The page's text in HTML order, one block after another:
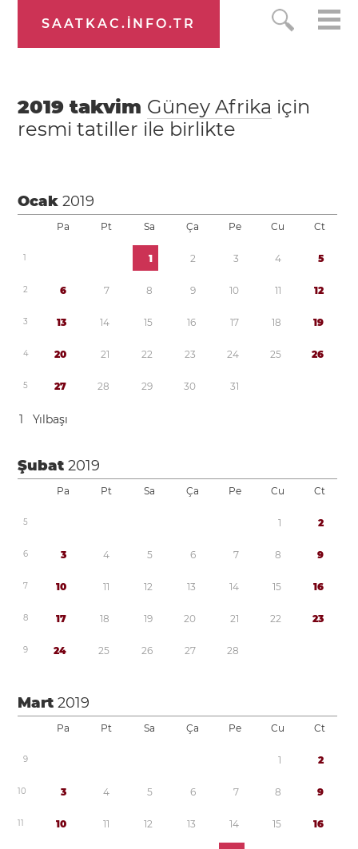
SAATKAC.INFO.TR
2019 takvim Güney Afrika için
resmi tatiller ile birlikte
Ocak2019
Pa Pt Sa Ça Pe Cu Ct
1 1 2 3 4 5
2 6 7 8 9 10 11 12
3 13 14 15 16 17 18 19
4 20 21 22 23 24 25 26
5 27 28 29 30 31
1 Yılbaşı
Şubat2019
Pa Pt Sa Ça Pe Cu Ct
5 1 2
6 3 4 5 6 7 8 9
7 10 11 12 13 14 15 16
8 17 18 19 20 21 22 23
9 24 25 26 27 28
Mart2019
Pa Pt Sa Ça Pe Cu Ct
9 1 2
10 3 4 5 6 7 8 9
11 10 11 12 13 14 15 16